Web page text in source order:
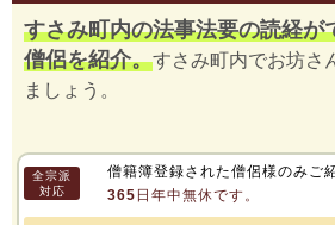
すさみ町内の法事法要の読経が
僧侶を紹介。すさみ町内でお坊さ
ましょう。
全宗派
対応
僧籍簿登録された僧侶様のみご
365日年中無休です。